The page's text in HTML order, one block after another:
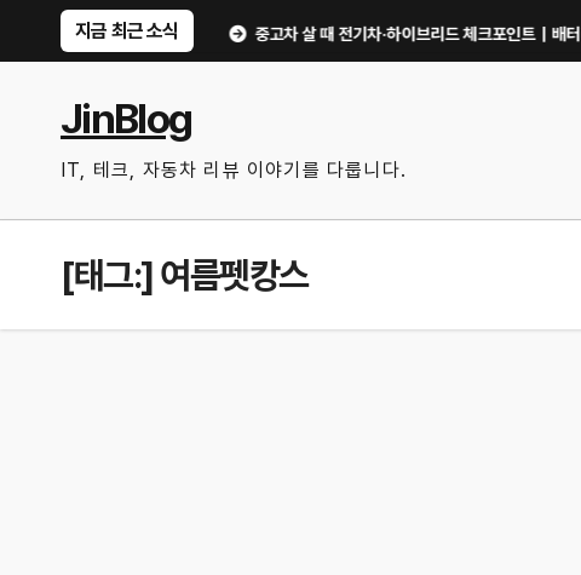
지금 최근 소식
무엇부터 확인할까? 중고차 살 때 전기차·하이브리드 체크포인트｜배터리 상태
JinBlog
IT, 테크, 자동차 리뷰 이야기를 다룹니다.
[태그:]여름펫캉스